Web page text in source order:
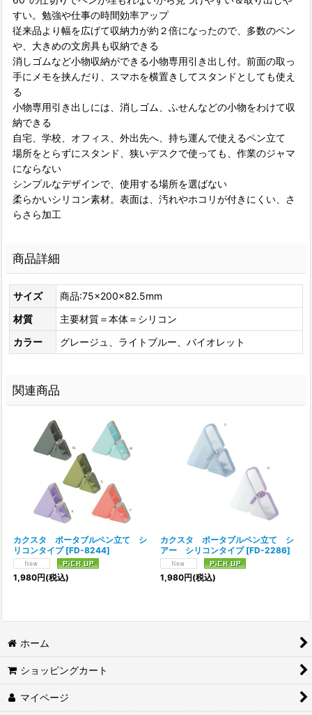
すい。勉強や仕事の時間効率アップ
従来品より幅を広げて収納力が約２倍になったので、多数のペン
や、大きめの文房具も収納できる
消しゴムなど小物収納ができる小物専用引き出し付。前面の取っ
手にメモを挟んだり、スマホを横置きしてスタンドとしても使え
る
小物専用引き出しには、消しゴム、ふせんなどの小物をわけて収
納できる
自宅、学校、オフィス、外出先へ、持ち運んで使えるペン立て
場所をとらずにスタンド、狭いデスクで使っても、作業のジャマ
にならない
シンプルなデザインで、使用する場所を選ばない
柔らかいシリコン素材。表面は、汚れやホコリが付きにくい、さ
らさら加工
商品詳細
サイズ
商品:75×200×82.5mm
材質
主要材質＝本体＝シリコン
カラー
グレージュ、ライトブルー、バイオレット
関連商品
カクスタ ポータブルペン立て シ
リコンタイプ [FD-8244]
1,980円(税込)
カクスタ ポータブルペン立て シ
アー シリコンタイプ [FD-2286]
1,980円(税込)
ホーム
ショッピングカート
マイページ